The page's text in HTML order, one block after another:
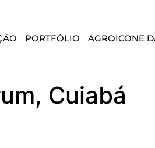
PORTFÓLIO AGROICONE
Cuiabá